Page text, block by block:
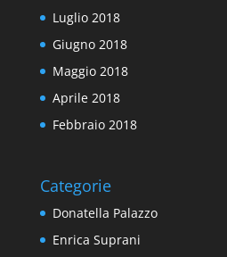
Luglio 2018
Giugno 2018
Maggio 2018
Aprile 2018
Febbraio 2018
Categorie
Donatella Palazzo
Enrica Suprani